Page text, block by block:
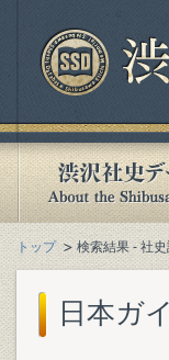
トップ 検索結果 - 社
日本ガ